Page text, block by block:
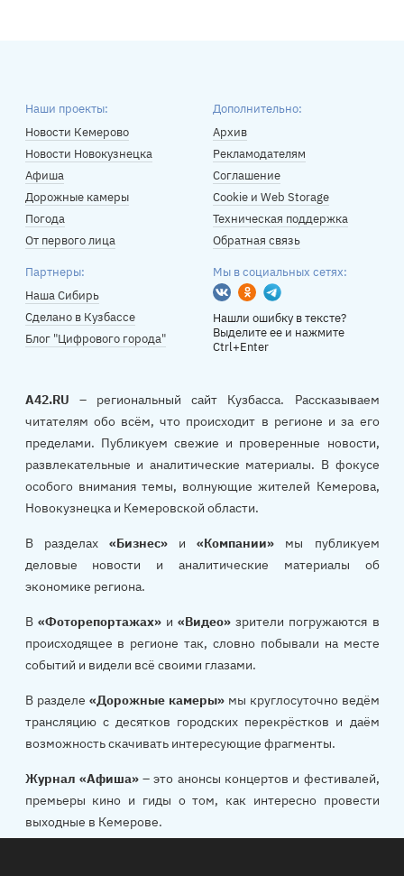
Наши проекты:
Новости Кемерово
Новости Новокузнецка
Афиша
Дорожные камеры
Погода
От первого лица
Дополнительно:
Архив
Рекламодателям
Соглашение
Cookie и Web Storage
Техническая поддержка
Обратная связь
Партнеры:
Наша Сибирь
Сделано в Кузбассе
Блог "Цифрового города"
Мы в социальных сетях:
Вконтакте
Одноклассники
Telegram
Нашли ошибку в тексте?
Выделите ее и нажмите
Ctrl+Enter
A42.RU – региональный сайт Кузбасса. Рассказываем
читателям обо всём, что происходит в регионе и за его
пределами. Публикуем свежие и проверенные новости,
развлекательные и аналитические материалы. В фокусе
особого внимания темы, волнующие жителей Кемерова,
Новокузнецка и Кемеровской области.
В разделах «Бизнес»и«Компании» мы публикуем
деловые новости и аналитические материалы об
экономике региона.
В «Фоторепортажах»и«Видео» зрители погружаются в
происходящее в регионе так, словно побывали на месте
событий и видели всё своими глазами.
В разделе «Дорожные камеры»мы круглосуточно ведём
трансляцию с десятков городских перекрёстков и даём
возможность скачивать интересующие фрагменты.
Журнал «Афиша»– это анонсы концертов и фестивалей,
премьеры кино и гиды о том, как интересно провести
выходные в Кемерове.